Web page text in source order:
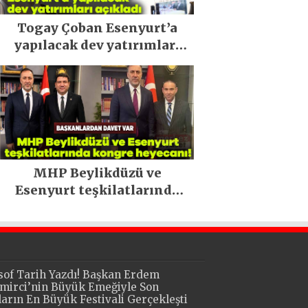
Togay Çoban Esenyurt’a
yapılacak dev yatırımları
açıkladı
MHP Beylikdüzü ve
Esenyurt teşkilatlarında
Tarih Yazdı! Başkan Erdem
Büyük Emeğiyle Son
En Büyük Festivali Gerçekleşti